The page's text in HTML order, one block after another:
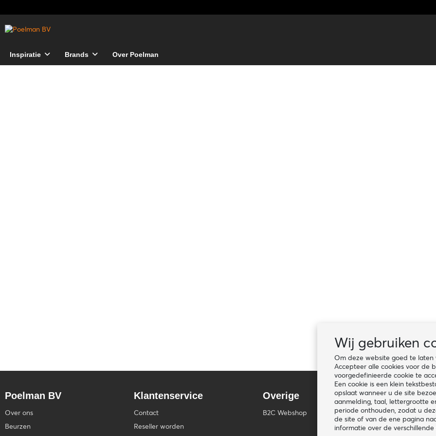
Wij gebruiken
Om deze website goed te laten
Accepteer alle cookies voor de
voorgedefinieerde cookie te
Een cookie is een klein
opslaat wanneer u de site
aanmelding, taal, lettergrootte
periode onthouden, zodat u
de site of van de ene pagina
informatie over de verschillende
Inspiratie Brands Over Poelman
Poelman BV
Over ons
Beurzen
Klantenservice
Contact
Reseller worden
Overige
B2C Webshop
Volg ons